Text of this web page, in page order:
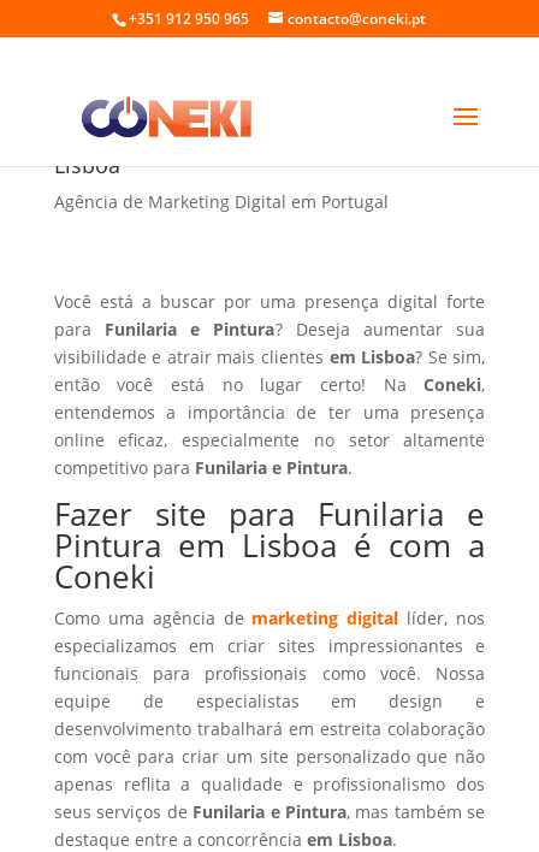
+351 912 950 965 contacto@coneki.pt
Fazer site para Funilaria e Pintura em
Lisboa
Agência de Marketing Digital em Portugal
Você está a buscar por uma presença digital forte
para Funilaria e Pintura? Deseja aumentar sua
visibilidade e atrair mais clientes em Lisboa? Se sim,
então você está no lugar certo! NaConeki,
entendemos a importância de ter uma presença
online eficaz, especialmente no setor altamente
competitivo para Funilaria e Pintura.
Fazer site para Funilaria e
Pintura em Lisboa é com a
Coneki
Como uma agência de marketing digital líder, nos
especializamos em criar sites impressionantes e
funcionais para profissionais como você. Nossa
equipe de especialistas em design e
desenvolvimento trabalhará em estreita colaboração
com você para criar um site personalizado que não
apenas reflita a qualidade e profissionalismo dos
seus serviços de Funilaria e Pintura, mas também se
destaque entre a concorrência em Lisboa.